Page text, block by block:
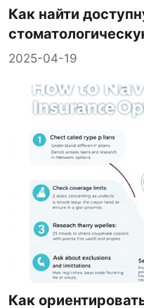
Как найти
2025-04-19
Как